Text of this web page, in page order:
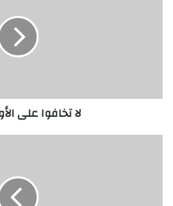
لا تخافوا على